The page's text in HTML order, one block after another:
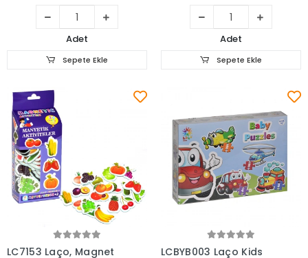
Adet
Sepete Ekle
Adet
Sepete Ekle
Sepete Ekle
LC7153 Laço, Magnet
Sepete Ekle
LCBYB003 Laço Kids